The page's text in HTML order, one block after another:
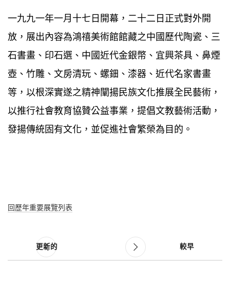
一九九一年一月十七日開幕，二十二日正式對外開
放，展出內容為鴻禧美術館館藏之中國歷代陶瓷、三
石書畫、印石選、中國近代金銀幣、宜興茶具、鼻煙
壺、竹雕、文房清玩、螺鈿、漆器、近代名家書畫
等，以根深實遂之精神闡揚民族文化推展全民藝術，
以推行社會教育協贊公益事業，提倡文教藝術活動，
發揚傳統固有文化，並促進社會繁榮為目的。
回歷年重要展覽列表
更新的 較早